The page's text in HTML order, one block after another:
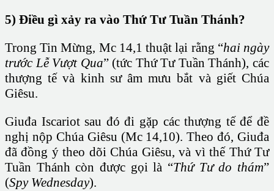
5) Điều gì xảy ra vào Thứ Tư Tuần Thánh?
Trong Tin Mừng, Mc 14,1 thuật lại rằng “hai ngày
trước Lễ Vượt Qua” (tức Thứ Tư Tuần Thánh), các
thượng tế và kinh sư âm mưu bắt và giết Chúa
Giêsu.
Giuđa Iscariot sau đó đi gặp các thượng tế để đề
nghị nộp Chúa Giêsu (Mc 14,10). Theo đó, Giuđa
đã đồng ý theo dõi Chúa Giêsu, và vì thế Thứ Tư
Tuần Thánh còn được gọi là “Thứ Tư do thám”
(Spy Wednesday).